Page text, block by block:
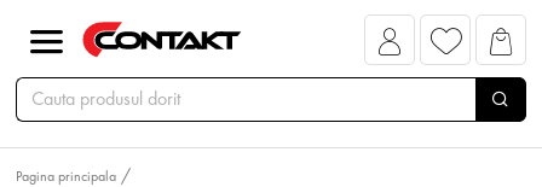
Pagina principala